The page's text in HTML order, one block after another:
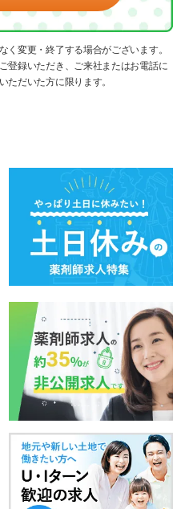
変更・終了する場合がございます。
登録いただき、ご来社またはお電話に
ただいた方に限ります。